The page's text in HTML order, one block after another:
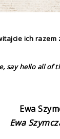
ich razem
say hello all of t
Ewa
Ewa